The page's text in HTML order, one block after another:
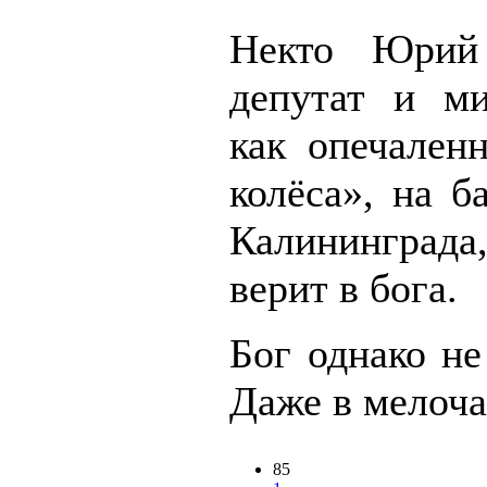
Некто
депутат и
как
колёса», на
верит в бога.
Бог однако
Даже в
85